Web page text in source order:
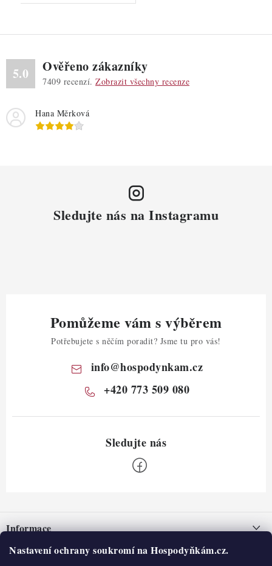
Nastavení ochrany soukromí na Hospodyňkám.cz.
5.0 Ověřeno zákazníky
7409 recenzí. Zobrazit všechny recenze
Hana Měrková
Sledujte nás na Instagramu
Pomůžeme vám s výběrem
Potřebujete s něčím poradit? Jsme tu pro vás!
info@hospodynkam.cz
+420 773 509 080
pInformace
Nepřevzetí zásilky na dobírku
O nás